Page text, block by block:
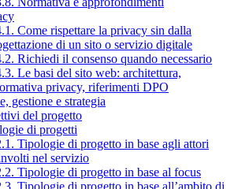
Come rispettare la privacy sin dalla
di un sito o servizio digitale
Richiedi il consenso quando necessario
Le basi del sito web: architettura,
privacy, riferimenti DPO
gestione e strategia
del progetto
di progetti
Tipologie di progetto in base agli attori
nel servizio
Tipologie di progetto in base al focus
Tipologie di progetto in base all’ambito di